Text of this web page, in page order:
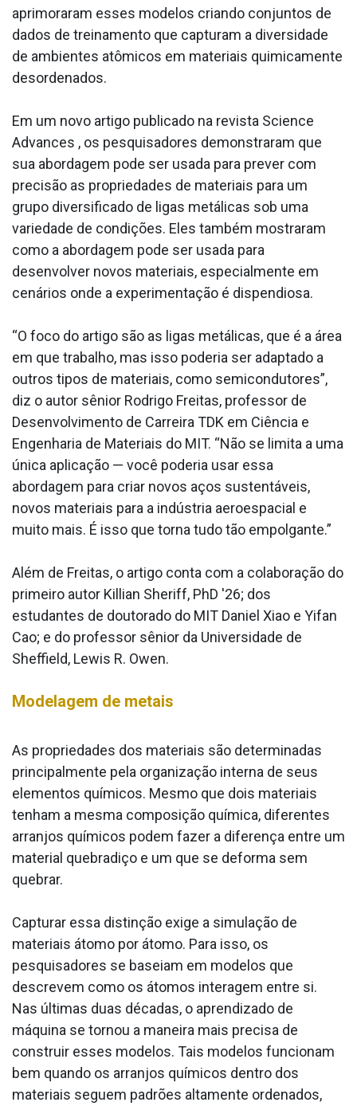
aprimoraram esses modelos criando conjuntos de
dados de treinamento que capturam a diversidade
de ambientes atômicos em materiais quimicamente
desordenados.
Em um novo artigo publicado na revista Science
Advances , os pesquisadores demonstraram que
sua abordagem pode ser usada para prever com
precisão as propriedades de materiais para um
grupo diversificado de ligas metálicas sob uma
variedade de condições. Eles também mostraram
como a abordagem pode ser usada para
desenvolver novos materiais, especialmente em
cenários onde a experimentação é dispendiosa.
“O foco do artigo são as ligas metálicas, que é a área
em que trabalho, mas isso poderia ser adaptado a
outros tipos de materiais, como semicondutores”,
diz o autor sênior Rodrigo Freitas, professor de
Desenvolvimento de Carreira TDK em Ciência e
Engenharia de Materiais do MIT. “Não se limita a uma
única aplicação — você poderia usar essa
abordagem para criar novos aços sustentáveis,
novos materiais para a indústria aeroespacial e
muito mais. É isso que torna tudo tão empolgante.”
Além de Freitas, o artigo conta com a colaboração do
primeiro autor Killian Sheriff, PhD '26; dos
estudantes de doutorado do MIT Daniel Xiao e Yifan
Cao; e do professor sênior da Universidade de
Sheffield, Lewis R. Owen.
Modelagem de metais
As propriedades dos materiais são determinadas
principalmente pela organização interna de seus
elementos químicos. Mesmo que dois materiais
tenham a mesma composição química, diferentes
arranjos químicos podem fazer a diferença entre um
material quebradiço e um que se deforma sem
quebrar.
Capturar essa distinção exige a simulação de
materiais átomo por átomo. Para isso, os
pesquisadores se baseiam em modelos que
descrevem como os átomos interagem entre si.
Nas últimas duas décadas, o aprendizado de
máquina se tornou a maneira mais precisa de
construir esses modelos. Tais modelos funcionam
bem quando os arranjos químicos dentro dos
materiais seguem padrões altamente ordenados,